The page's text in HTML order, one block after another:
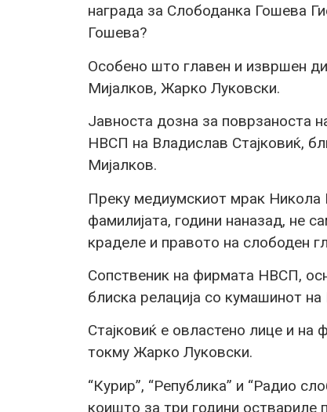
награда за Слободанка Гошева
Гошева?
Особено што главен и извршен
Мијалков, Жарко Луковски.
Јавноста дозна за поврзаноста
НВСП на Владислав Стајковиќ,
Мијалков.
Преку медиумскиот мрак Никола
фамилијата, години наназад, не
краделе и правото на слободен
Сопственик на фирмата НВСП,
блиска релација со кумашинот
Стајковиќ е овластено лице и
токму Жарко Луковски.
“Курир”, “Република” и “Радио
коишто за три години оствариле